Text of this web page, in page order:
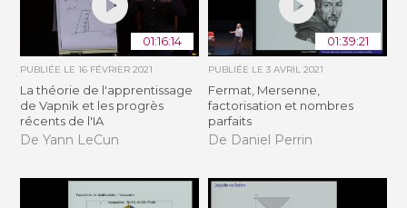
01:16:14
PUBLIÉE LE16 FÉVRIER 2021
La théorie de l'apprentissage
de Vapnik et les progrès
récents de l'IA
De Yann LeCun
01:39:21
PUBLIÉE LE 3 AVRIL 2021
Fermat, Mersenne,
factorisation et nombres
parfaits
De Daniel Perrin